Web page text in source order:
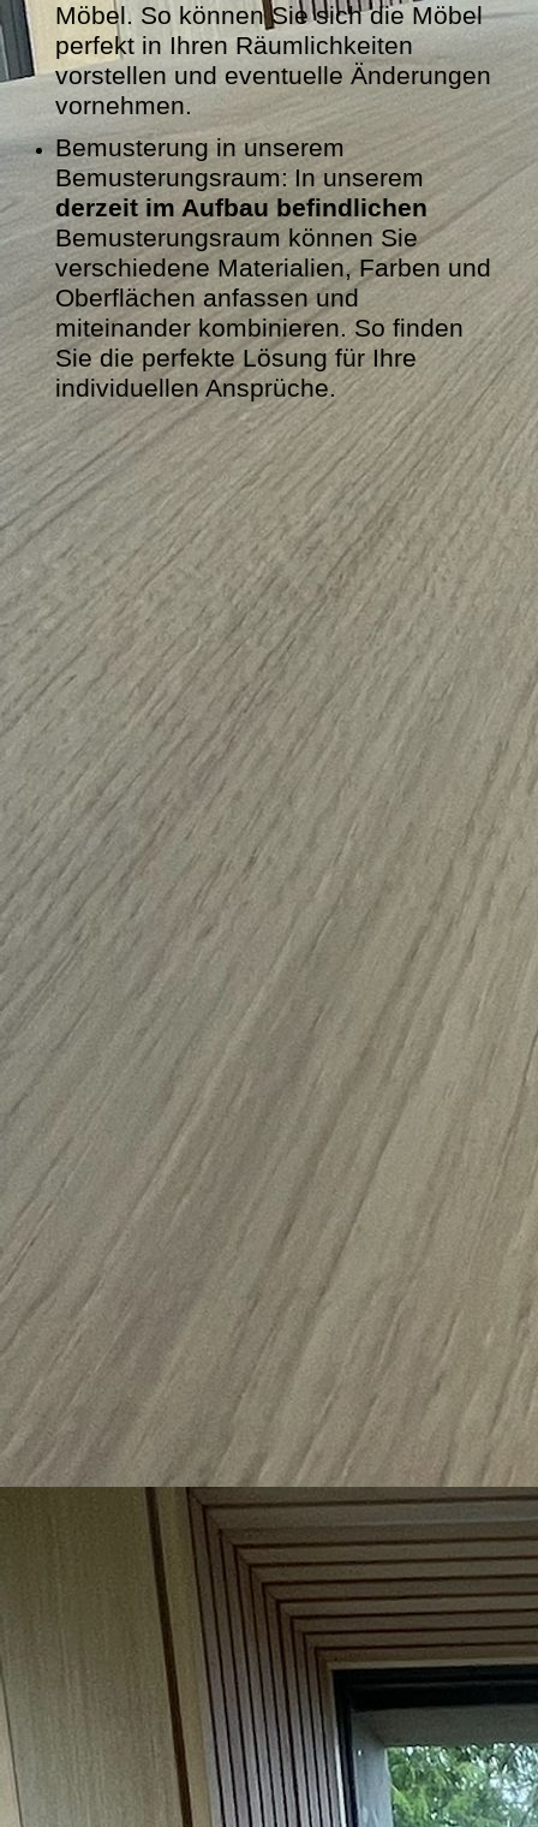
Möbel. So können Sie sich die Möbel
perfekt in Ihren Räumlichkeiten
vorstellen und eventuelle Änderungen
vornehmen.
Bemusterung in unserem
Bemusterungsraum: In unserem
derzeit im Aufbau befindlichen
Bemusterungsraum können Sie
verschiedene Materialien, Farben und
Oberflächen anfassen und
miteinander kombinieren. So finden
Sie die perfekte Lösung für Ihre
individuellen Ansprüche.